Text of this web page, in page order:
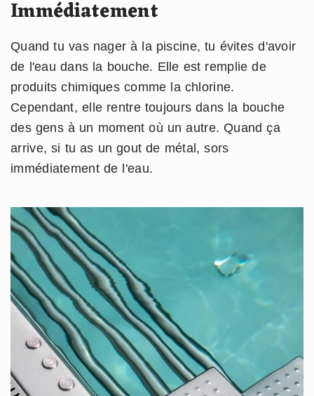
Immédiatement
Quand tu vas nager à la piscine, tu évites d'avoir
de l'eau dans la bouche. Elle est remplie de
produits chimiques comme la chlorine.
Cependant, elle rentre toujours dans la bouche
des gens à un moment où un autre. Quand ça
arrive, si tu as un gout de métal, sors
immédiatement de l'eau.